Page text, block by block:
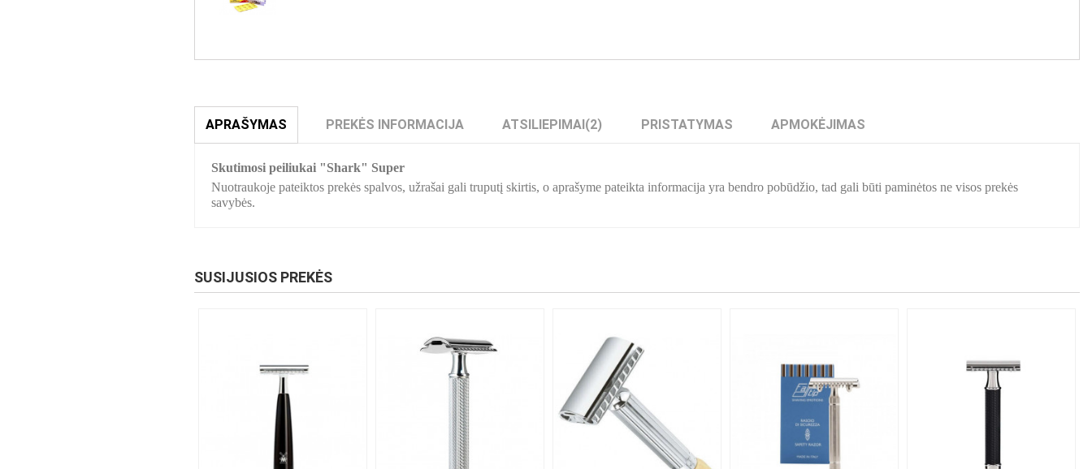
APRAŠYMAS PREKĖS INFORMACIJA ATSILIEPIMAI (2) PRISTATYMAS APMOKĖJIMAS
Skutimosi peiliukai "Shark" Super
Nuotraukoje pateiktos prekės spalvos, užrašai gali truputį skirtis, o aprašyme pateikta informacija yra bendro pobūdžio, tad gali būti paminėtos ne visos prekės
savybės.
SUSIJUSIOS PREKĖS